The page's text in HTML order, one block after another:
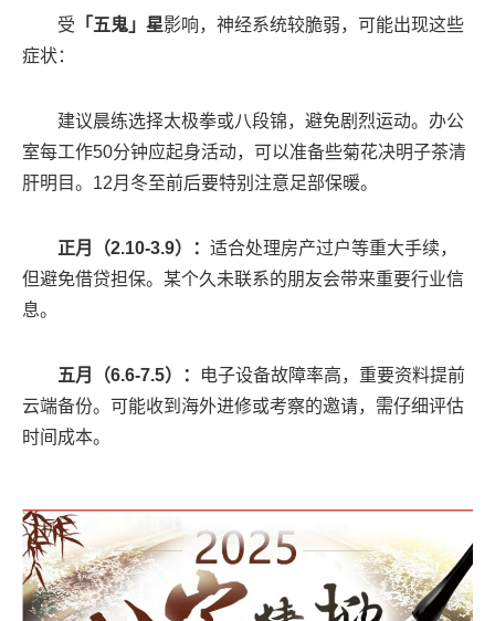
受 「五鬼」星影响，神经系统较脆弱，可能出现这些
症状：
建议晨练选择太极拳或八段锦，避免剧烈运动。办公
室每工作50分钟应起身活动，可以准备些菊花决明子茶清
肝明目。12月冬至前后要特别注意足部保暖。
正月（2.10-3.9）： 适合处理房产过户等重大手续，
但避免借贷担保。某个久未联系的朋友会带来重要行业信
息。
五月（6.6-7.5）：
电子设备故障率高，重要资料提前
云端备份。可能收到海外进修或考察的邀请，需仔细评估
时间成本。